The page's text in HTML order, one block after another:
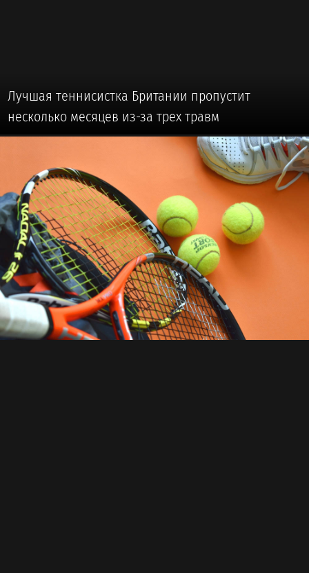
Лучшая теннисистка Британии пропустит
несколько месяцев из-за трех травм
🥎 #ТЕННИС